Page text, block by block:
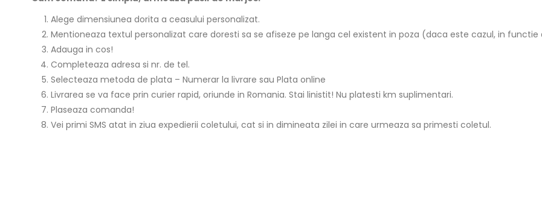
Alege dimensiunea dorita a ceasului personalizat.
Mentioneaza textul personalizat care doresti sa se afiseze pe langa cel existent in poza (daca este cazul, in
Adauga in cos!
Completeaza adresa si nr. de tel.
Selecteaza metoda de plata – Numerar la livrare sau Plata online
Livrarea se va face prin curier rapid, oriunde in Romania. Stai linistit! Nu platesti km suplimentari.
Plaseaza comanda!
Vei primi SMS atat in ziua expedierii coletului, cat si in dimineata zilei in care urmeaza sa primesti coletul.